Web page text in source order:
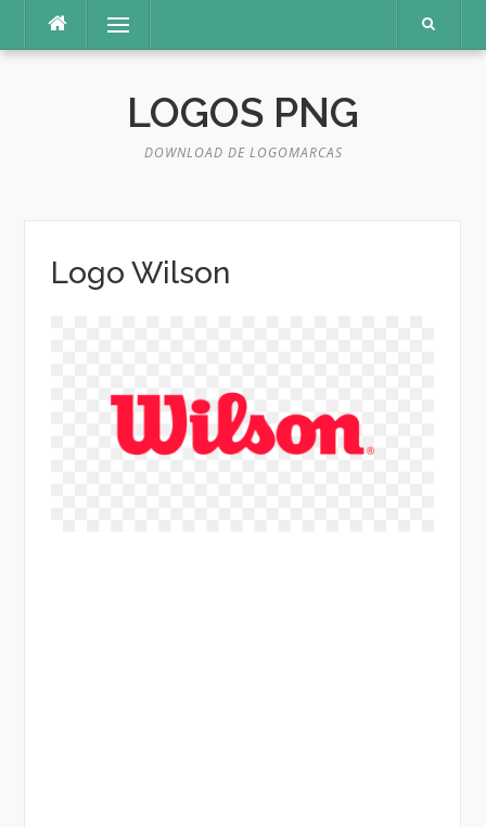
o
Menu
LOGOS PNG
DOWNLOAD DE LOGOMARCAS
Logo Wilson